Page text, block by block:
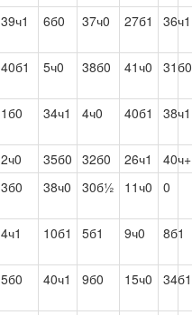
39ч1 6б0 37ч0 27б1 36ч1
40б1 5ч0 38б0 41ч0 31б0
1б0 34ч1 4ч0 40б1 38ч1
2ч0 35б0 32б0 26ч1
40ч+
3б0 38ч0 30б½ 11ч0 0
4ч1 10б1 5б1 9ч0 8б1
5б0 40ч1 9б0 15ч0 34б1